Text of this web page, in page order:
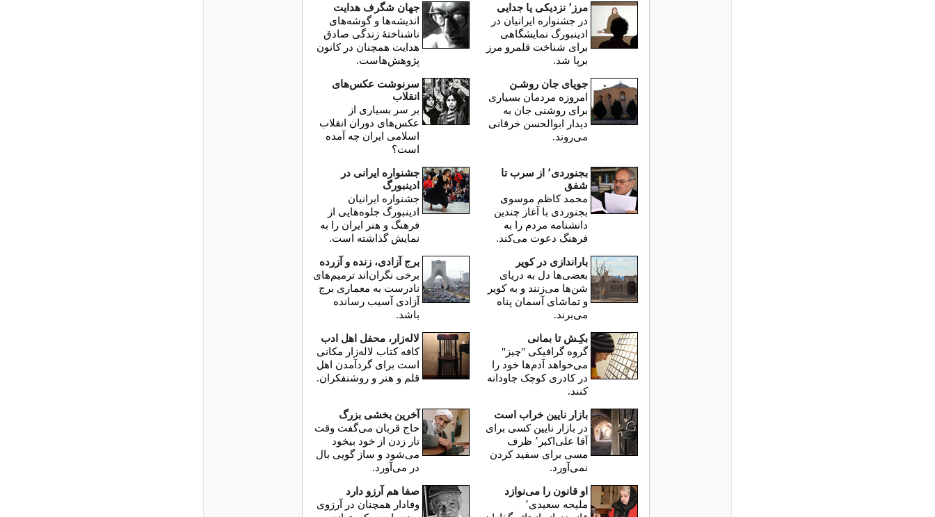
مرز٬ نزدیکی یا جدایی
در جشنواره ایرانیان در
ادینبورگ نمایشگاهی
برای شناخت قلمرو مرز
برپا شد.
جهان شگرف هدایت
اندیشه‌ها و گوشه‌های
ناشناختۀ زندگی صادق
هدایت همچنان در کانون
پژوهش‌هاست.
جویای جان روشـن
امروزه مردمان بسیاری
برای روشنی جان به
دیدار ابوالحسن خرقانی
می‌روند.
سرنوشت عکس‌های
انقلاب
بر سر بسياری از
عکس‌های دوران انقلاب
اسلامی ايران چه آمده
‌است؟
بجنوردی٬ از سرب تا
شفق
محمد کاظم موسوی
بجنوردی با آغاز چندین
دانشنامه مردم را به
فرهنگ دعوت می‌کند.
جشنواره ایرانی در
ادینبورگ
جشنواره ایرانیان
ادینبورگ جلوه‌هایی از
فرهنگ و هنر ایران را به
نمایش گذاشته است.
باراندازی در کویر
بعضی‌ها دل به دریای
شن‌ها می‌زنند و به کویر
و تماشای آسمان پناه
می‌برند.
برج آزادی، زنده و آزرده
برخی نگران‌اند ترمیم‌های
نادرست به معماری برج
آزادی آسیب رسانده
باشد.
بکِـش تا بمانی
گروه گرافیکی "چیز"
می‌خواهد آدم‌ها خود را
در کادری کوچک جاودانه
کنند.
لاله‌زار، محفل اهل ادب
کافه کتاب لاله‌زار مکانی
است برای گردآمدن اهل
قلم و هنر و روشنفکران.
بازار نایین خراب است
در بازار نایین کسی برای
آقا علی‌اکبر٬ ظرف
مسی برای سفید کردن
نمی‌آورد‫.‬
آخرین بخشی بزرگ
حاج قربان مى‌گفت وقت
تار زدن از خود بیخود
می‌شود و ساز گویی بال
در می‌آورد.
او قانون را می‌نوازد
ملیحه سعیدی٬
صفا هم آرزو دارد‬
وفادار همچنان در آرزوی